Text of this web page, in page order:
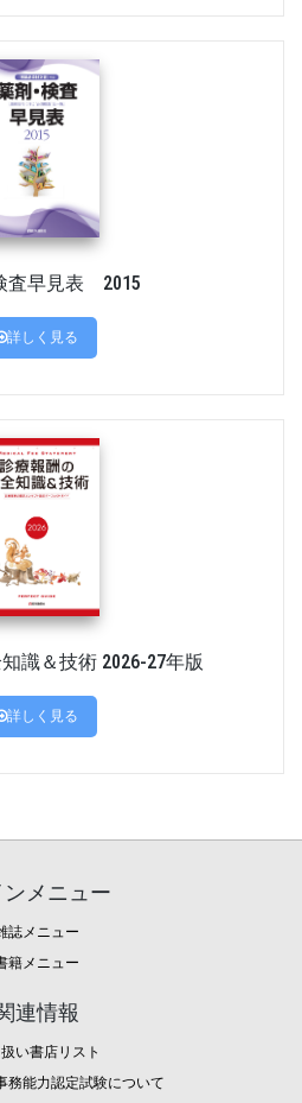
査早見表 2015
詳しく見る
識＆技術 2026-27年版
詳しく見る
ンメニュー
誌メニュー
籍メニュー
連情報
い書店リスト
務能力認定試験について